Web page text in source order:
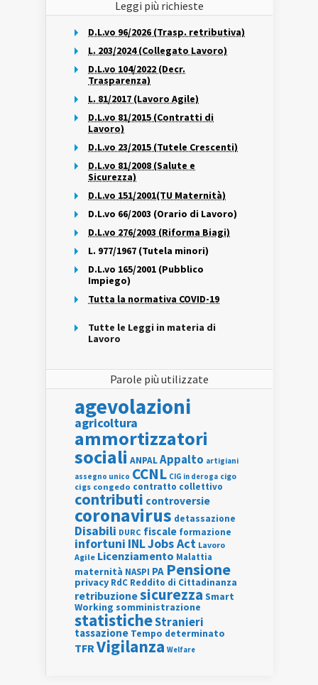
Leggi più richieste
D.L.vo 96/2026 (Trasp. retributiva)
L. 203/2024 (Collegato Lavoro)
D.L.vo 104/2022 (Decr.
Trasparenza)
L. 81/2017 (Lavoro Agile)
D.L.vo 81/2015 (Contratti di
Lavoro)
D.L.vo 23/2015 (Tutele Crescenti)
D.L.vo 81/2008 (Salute e
Sicurezza)
D.L.vo 151/2001(TU Maternità)
D.L.vo 66/2003 (Orario di Lavoro)
D.L.vo 276/2003 (Riforma Biagi)
L. 977/1967 (Tutela minori)
D.L.vo 165/2001 (Pubblico
Impiego)
Tutta la normativa COVID-19
Tutte le Leggi in materia di
Lavoro
Parole più utilizzate
agevolazioni
agricoltura
ammortizzatori
sociali ANPALAppalto artigiani
assegno unico CCNL CIG in deroga cigo
cigs congedo contratto collettivo
contributi controversie
coronavirus detassazione
Disabili DURC fiscale formazione
infortuni INLJobs Act Lavoro
Agile Licenziamento Malattia
maternità NASPI PA Pensione
privacy RdC Reddito di Cittadinanza
retribuzionesicurezza Smart
Working somministrazione
statisticheStranieri
tassazione Tempo determinato
TFRVigilanza Welfare